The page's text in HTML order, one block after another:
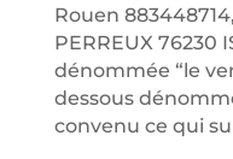
Rouen
PERREUX 76230
dénommée “le
dessous
convenu ce qui